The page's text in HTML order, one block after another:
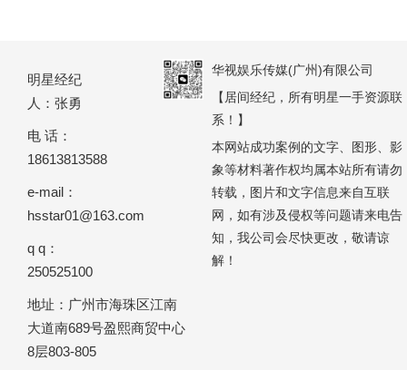
明星经纪
人：张勇
电 话：
18613813588
e-mail：
hsstar01@163.com
q q：
250525100
地址：广州市海珠区江南
大道南689号盈熙商贸中心
8层803-805
华视娱乐传媒(广州)有限公司
【居间经纪，所有明星一手资源联
系！】
本网站成功案例的文字、图形、影
象等材料著作权均属本站所有请勿
转载，图片和文字信息来自互联
网，如有涉及侵权等问题请来电告
知，我公司会尽快更改，敬请谅
解！